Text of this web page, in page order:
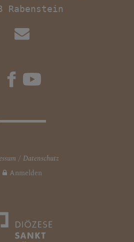
Datenschutz
Anmelden